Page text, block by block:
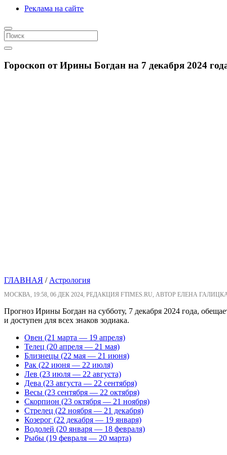
Реклама на сайте
Гороскоп от Ирины Богдан на 7 декабря 2024
ГЛАВНАЯ /Астрология
МОСКВА, 19:58, 06 ДЕК 2024, РЕДАКЦИЯ FTIMES.RU, АВТОР ЕЛЕНА
Прогноз Ирины Богдан на субботу, 7 декабря 2024 года,
и доступен для всех знаков зодиака.
Овен (21 марта — 19 апреля)
Телец (20 апреля — 21 мая)
Близнецы (22 мая — 21 июня)
Рак (22 июня — 22 июля)
Лев (23 июля — 22 августа)
Дева (23 августа — 22 сентября)
Весы (23 сентября — 22 октября)
Скорпион (23 октября — 21 ноября)
Стрелец (22 ноября — 21 декабря)
Козерог (22 декабря — 19 января)
Водолей (20 января — 18 февраля)
Рыбы (19 февраля — 20 марта)